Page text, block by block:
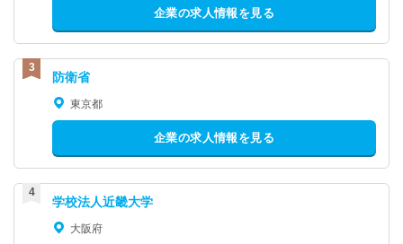
企業の求人情報を見る
防衛省
東京都
企業の求人情報を見る
学校法人近畿大学
大阪府